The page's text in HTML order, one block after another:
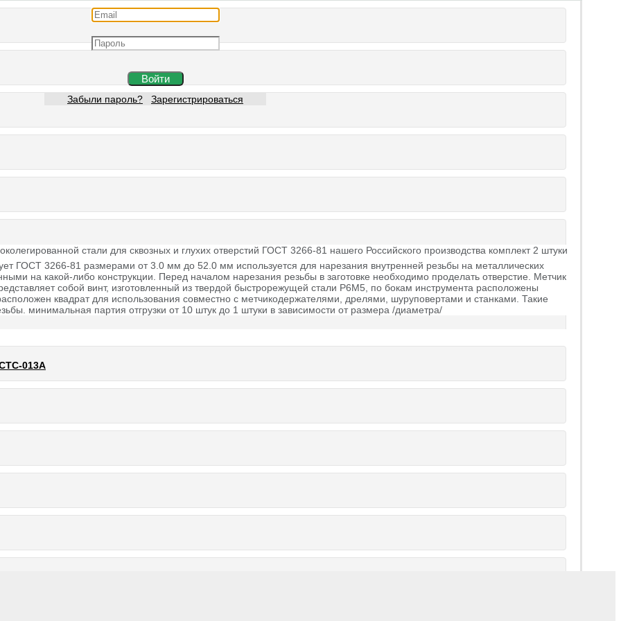
Group
013А
Войти
Забыли пароль? Зарегистрироваться
стали для сквозных и глухих отверстий ГОСТ 3266-81 нашего Российского производства комплект 2 штуки
ГОСТ 3266-81 размерами от 3.0 мм до 52.0 мм используется для нарезания внутренней резьбы на металлических
на какой-либо конструкции. Перед началом нарезания резьбы в заготовке необходимо проделать отверстие. Метчик
собой винт, изготовленный из твердой быстрорежущей стали Р6М5, по бокам инструмента расположены
квадрат для использования совместно с метчикодержателями, дрелями, шуруповертами и станками. Такие
минимальная партия отгрузки от 10 штук до 1 штуки в зависимости от размера /диаметра/